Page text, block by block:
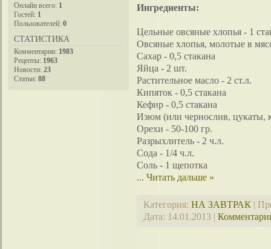
Онлайн всего: 1
Гостей: 1
Пользователей: 0
СТАТИСТИКА
Комментарии: 1983
Рецепты: 1963
Новости: 23
Статьи: 88
Ингредиенты:
Цельные овсяные хлопья - 1
Овсяные хлопья, молотые в
Сахар - 0,5 стакана
Яйца - 2 шт.
Растительное масло - 2 ст.л.
Кипяток - 0,5 стакана
Кефир - 0,5 стакана
Изюм (или чернослив, цукаты,
Орехи - 50-100 гр.
Разрыхлитель - 2 ч.л.
Сода - 1/4 ч.л.
Соль - 1 щепотка
... Читать дальше »
Категория: НА ЗАВТРАК |
Дата: 14.01.2013 |